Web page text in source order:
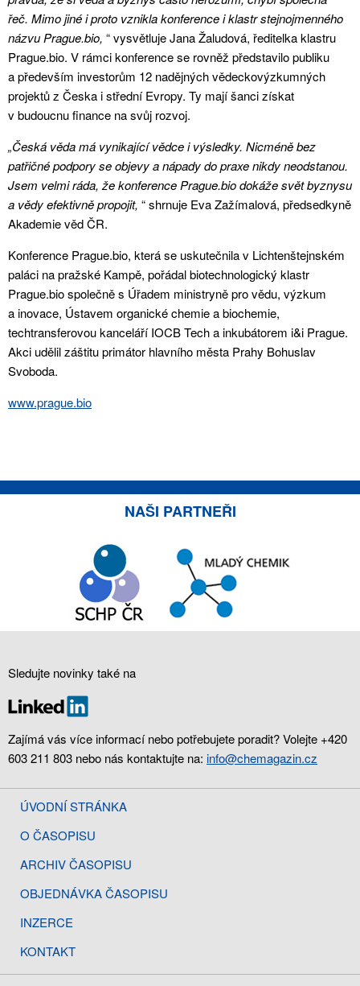
řeč. Mimo jiné i proto vznikla konference i klastr stejnojmenného
názvu Prague.bio, “ vysvětluje Jana Žaludová, ředitelka klastru
Prague.bio. V rámci konference se rovněž představilo publiku
a především investorům 12 nadějných vědeckovýzkumných
projektů z Česka i střední Evropy. Ty mají šanci získat
v budoucnu finance na svůj rozvoj.
„Česká věda má vynikající vědce i výsledky. Nicméně bez
patřičné podpory se objevy a nápady do praxe nikdy neodstanou.
Jsem velmi ráda, že konference Prague.bio dokáže svět byznysu
a vědy efektivně propojit, “ shrnuje Eva Zažímalová, předsedkyně
Akademie věd ČR.
Konference Prague.bio, která se uskutečnila v Lichtenštejnském
paláci na pražské Kampě, pořádal biotechnologický klastr
Prague.bio společně s Úřadem ministryně pro vědu, výzkum
a inovace, Ústavem organické chemie a biochemie,
techtransferovou kanceláří IOCB Tech a inkubátorem i&i Prague.
Akci udělil záštitu primátor hlavního města Prahy Bohuslav
Svoboda.
www.prague.bio
NAŠI PARTNEŘI
Sledujte novinky také na
Zajímá vás více informací nebo potřebujete poradit? Volejte +420
603 211 803 nebo nás kontaktujte na: info@chemagazin.cz
ÚVODNÍ STRÁNKA
O ČASOPISU
ARCHIV ČASOPISU
OBJEDNÁVKA ČASOPISU
INZERCE
KONTAKT